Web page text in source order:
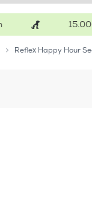
15.000
Reflex Happy Hour